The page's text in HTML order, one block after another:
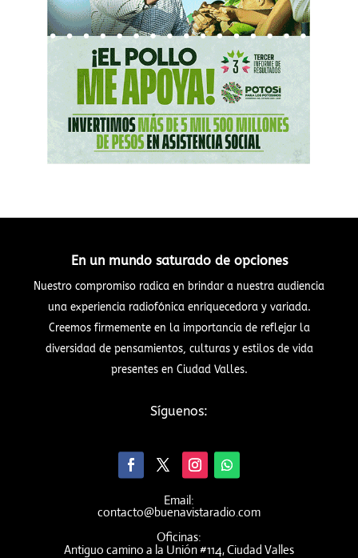
En un mundo saturado de opciones
Nuestro compromiso radica en brindar a nuestra audiencia
una experiencia radiofónica enriquecedora y variada.
Creemos firmemente en la importancia de reflejar la
diversidad de pensamientos, culturas y estilos de vida
presentes en Ciudad Valles.
Síguenos:
Email:
contacto@buenavistaradio.com
Oficinas:
Antiguo camino a la Unión #114, Ciudad Valles